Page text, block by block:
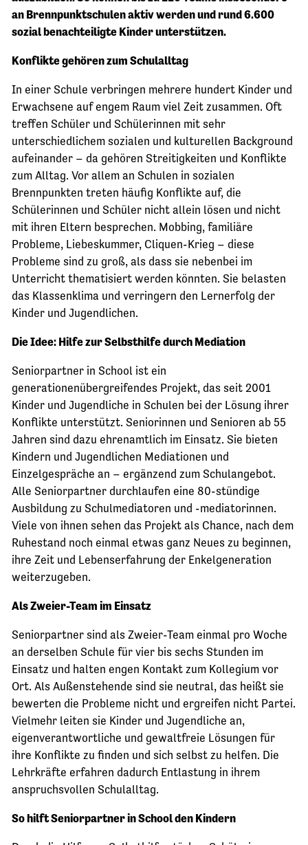
an Brennpunktschulen aktiv werden und rund 6.600
sozial benachteiligte Kinder unterstützen.
Konflikte gehören zum Schulalltag
In einer Schule verbringen mehrere hundert Kinder und
Erwachsene auf engem Raum viel Zeit zusammen. Oft
treffen Schüler und Schülerinnen mit sehr
unterschiedlichem sozialen und kulturellen Background
aufeinander – da gehören Streitigkeiten und Konflikte
zum Alltag. Vor allem an Schulen in sozialen
Brennpunkten treten häufig Konflikte auf, die
Schülerinnen und Schüler nicht allein lösen und nicht
mit ihren Eltern besprechen. Mobbing, familiäre
Probleme, Liebeskummer, Cliquen-Krieg – diese
Probleme sind zu groß, als dass sie nebenbei im
Unterricht thematisiert werden könnten. Sie belasten
das Klassenklima und verringern den Lernerfolg der
Kinder und Jugendlichen.
Die Idee: Hilfe zur Selbsthilfe durch Mediation
Seniorpartner in School ist ein
generationenübergreifendes Projekt, das seit 2001
Kinder und Jugendliche in Schulen bei der Lösung ihrer
Konflikte unterstützt. Seniorinnen und Senioren ab 55
Jahren sind dazu ehrenamtlich im Einsatz. Sie bieten
Kindern und Jugendlichen Mediationen und
Einzelgespräche an – ergänzend zum Schulangebot.
Alle Seniorpartner durchlaufen eine 80-stündige
Ausbildung zu Schulmediatoren und -mediatorinnen.
Viele von ihnen sehen das Projekt als Chance, nach dem
Ruhestand noch einmal etwas ganz Neues zu beginnen,
ihre Zeit und Lebenserfahrung der Enkelgeneration
weiterzugeben.
Als Zweier-Team im Einsatz
Seniorpartner sind als Zweier-Team einmal pro Woche
an derselben Schule für vier bis sechs Stunden im
Einsatz und halten engen Kontakt zum Kollegium vor
Ort. Als Außenstehende sind sie neutral, das heißt sie
bewerten die Probleme nicht und ergreifen nicht Partei.
Vielmehr leiten sie Kinder und Jugendliche an,
eigenverantwortliche und gewaltfreie Lösungen für
ihre Konflikte zu finden und sich selbst zu helfen. Die
Lehrkräfte erfahren dadurch Entlastung in ihrem
anspruchsvollen Schulalltag.
So hilft Seniorpartner in School den Kindern